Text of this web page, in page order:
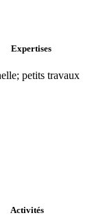
Expertises
petits travaux
Activités